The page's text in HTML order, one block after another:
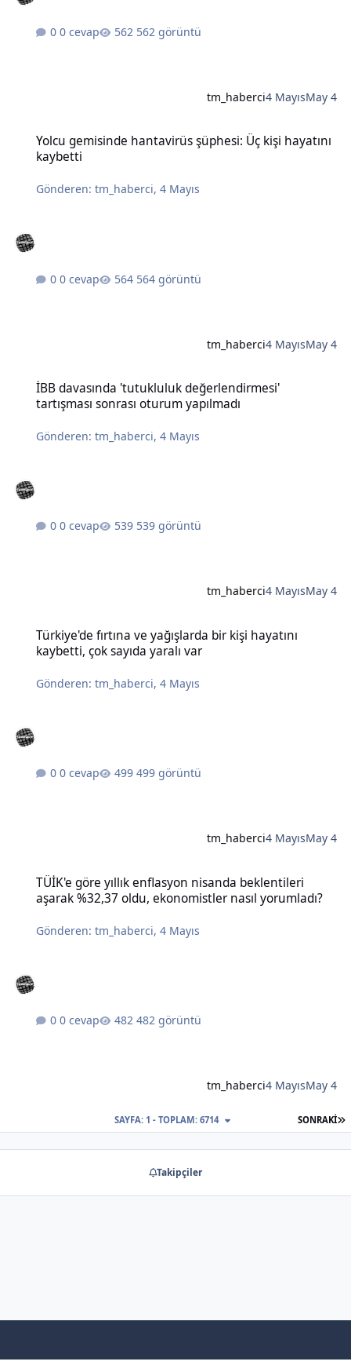
0 cevap 562 görüntü
tm_haberci4 MayısMay 4
Yolcu gemisinde hantavirüs şüphesi: Üç kişi hayatını
kaybetti
Gönderen:tm_haberci,4 Mayıs
0 cevap 564 görüntü
tm_haberci4 MayısMay 4
İBB davasında 'tutukluluk değerlendirmesi'
tartışması sonrası oturum yapılmadı
Gönderen:tm_haberci,4 Mayıs
0 cevap 539 görüntü
tm_haberci4 MayısMay 4
Türkiye'de fırtına ve yağışlarda bir kişi hayatını
kaybetti, çok sayıda yaralı var
Gönderen:tm_haberci,4 Mayıs
0 cevap 499 görüntü
tm_haberci4 MayısMay 4
TÜİK'e göre yıllık enflasyon nisanda beklentileri
aşarak %32,37 oldu, ekonomistler nasıl yorumladı?
Gönderen:tm_haberci,4 Mayıs
0 cevap 482 görüntü
tm_haberci4 MayısMay 4
SONRAKI
SAYFA: 1 - TOPLAM: 6714
Takipçiler